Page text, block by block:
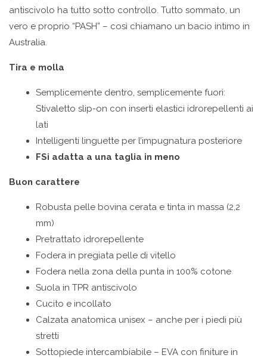
antiscivolo ha tutto sotto controllo. Tutto sommato, un
vero e proprio “PASH” – così chiamano un bacio intimo in
Australia.
Tira e molla
Semplicemente dentro, semplicemente fuori:
Stivaletto slip-on con inserti elastici idrorepellenti ai
lati
Intelligenti linguette per l’impugnatura posteriore
FSi adatta a una taglia in meno
Buon carattere
Robusta pelle bovina cerata e tinta in massa (2,2
mm)
Pretrattato idrorepellente
Fodera in pregiata pelle di vitello
Fodera nella zona della punta in 100% cotone
Suola in TPR antiscivolo
Cucito e incollato
Calzata anatomica unisex – anche per i piedi più
stretti
Sottopiede intercambiabile – EVA con finiture in